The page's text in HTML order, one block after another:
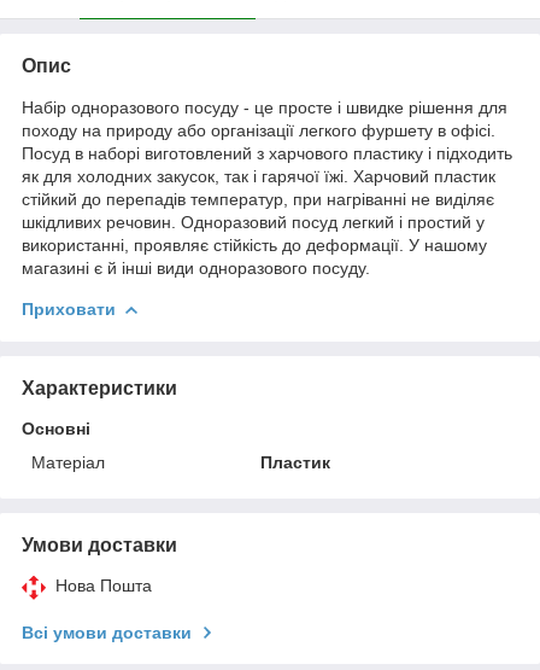
Опис
Набір одноразового посуду - це просте і швидке рішення для
походу на природу або організації легкого фуршету в офісі.
Посуд в наборі виготовлений з харчового пластику і підходить
як для холодних закусок, так і гарячої їжі. Харчовий пластик
стійкий до перепадів температур, при нагріванні не виділяє
шкідливих речовин. Одноразовий посуд легкий і простий у
використанні, проявляє стійкість до деформації. У нашому
магазині є й інші види одноразового посуду.
Приховати
Характеристики
Основні
Матеріал
Пластик
Умови доставки
Нова Пошта
Всі умови доставки